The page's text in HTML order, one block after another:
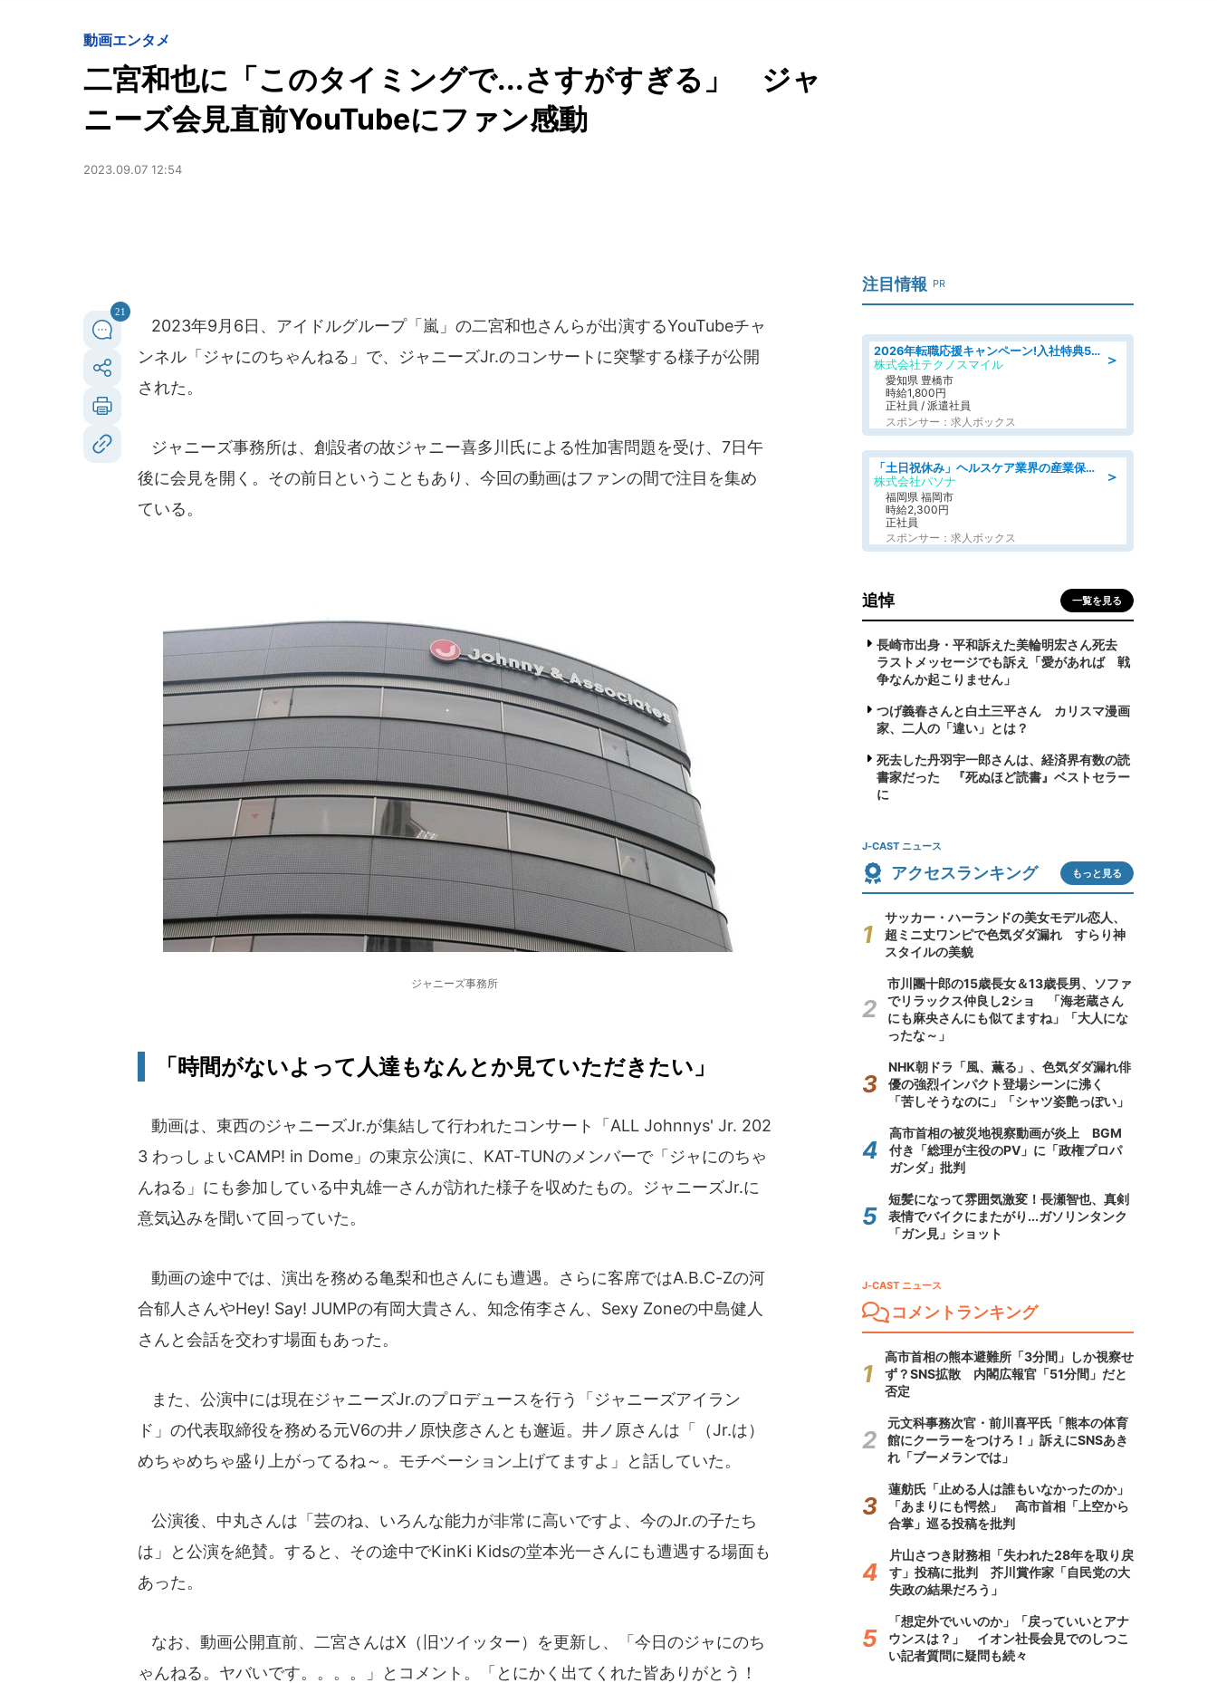
動画エンタメ
二宮和也に「このタイミングで...さすがすぎる」 ジャ
ニーズ会見直前YouTubeにファン感動
2023.09.07 12:54
21
2023年9月6日、アイドルグループ「嵐」の二宮和也さんらが出演するYouTubeチャ
ンネル「ジャにのちゃんねる」で、ジャニーズJr.のコンサートに突撃する様子が公開
された。
ジャニーズ事務所は、創設者の故ジャニー喜多川氏による性加害問題を受け、7日午
後に会見を開く。その前日ということもあり、今回の動画はファンの間で注目を集め
ている。
ジャニーズ事務所
「時間がないよって人達もなんとか見ていただきたい」
動画は、東西のジャニーズJr.が集結して行われたコンサート「ALL Johnnys' Jr. 202
3 わっしょいCAMP! in Dome」の東京公演に、KAT-TUNのメンバーで「ジャにのちゃ
んねる」にも参加している中丸雄一さんが訪れた様子を収めたもの。ジャニーズJr.に
意気込みを聞いて回っていた。
動画の途中では、演出を務める亀梨和也さんにも遭遇。さらに客席ではA.B.C-Zの河
合郁人さんやHey! Say! JUMPの有岡大貴さん、知念侑李さん、Sexy Zoneの中島健人
さんと会話を交わす場面もあった。
また、公演中には現在ジャニーズJr.のプロデュースを行う「ジャニーズアイラン
ド」の代表取締役を務める元V6の井ノ原快彦さんとも邂逅。井ノ原さんは「（Jr.は）
めちゃめちゃ盛り上がってるね～。モチベーション上げてますよ」と話していた。
公演後、中丸さんは「芸のね、いろんな能力が非常に高いですよ、今のJr.の子たち
は」と公演を絶賛。すると、その途中でKinKi Kidsの堂本光一さんにも遭遇する場面も
あった。
なお、動画公開直前、二宮さんはX（旧ツイッター）を更新し、「今日のジャにのち
ゃんねる。ヤバいです。。。。」とコメント。「とにかく出てくれた皆ありがとう！
注目情報 PR
＞
2026年転職応援キャンペーン!入社特典58万円/デンソーで働こう!自動車工場で小型部品の検査業務 denso aichi
株式会社テクノスマイル
愛知県 豊橋市
時給1,800円
正社員 / 派遣社員
スポンサー：求人ボックス
＞
「土日祝休み」ヘルスケア業界の産業保健師/高時給/未経験OK/要資格:保健師、正看護師
株式会社パソナ
福岡県 福岡市
時給2,300円
正社員
スポンサー：求人ボックス
追悼 一覧を見る
長崎市出身・平和訴えた美輪明宏さん死去
ラストメッセージでも訴え「愛があれば 戦
争なんか起こりません」
つげ義春さんと白土三平さん カリスマ漫画
家、二人の「違い」とは？
死去した丹羽宇一郎さんは、経済界有数の読
書家だった 『死ぬほど読書』ベストセラー
に
J-CAST ニュース
アクセスランキング もっと見る
サッカー・ハーランドの美女モデル恋人、
超ミニ丈ワンピで色気ダダ漏れ すらり神
スタイルの美貌
市川團十郎の15歳長女＆13歳長男、ソファ
でリラックス仲良し2ショ 「海老蔵さん
にも麻央さんにも似てますね」「大人にな
ったな～」
NHK朝ドラ「風、薫る」、色気ダダ漏れ俳
優の強烈インパクト登場シーンに沸く
「苦しそうなのに」「シャツ姿艶っぽい」
高市首相の被災地視察動画が炎上 BGM
付き「総理が主役のPV」に「政権プロパ
ガンダ」批判
短髪になって雰囲気激変！長瀬智也、真剣
表情でバイクにまたがり...ガソリンタンク
「ガン見」ショット
J-CAST ニュース
コメントランキング
高市首相の熊本避難所「3分間」しか視察せ
ず？SNS拡散 内閣広報官「51分間」だと
否定
元文科事務次官・前川喜平氏「熊本の体育
館にクーラーをつけろ！」訴えにSNSあき
れ「ブーメランでは」
蓮舫氏「止める人は誰もいなかったのか」
「あまりにも愕然」 高市首相「上空から
合掌」巡る投稿を批判
片山さつき財務相「失われた28年を取り戻
す」投稿に批判 芥川賞作家「自民党の大
失政の結果だろう」
「想定外でいいのか」「戻っていいとアナ
ウンスは？」 イオン社長会見でのしつこ
い記者質問に疑問も続々